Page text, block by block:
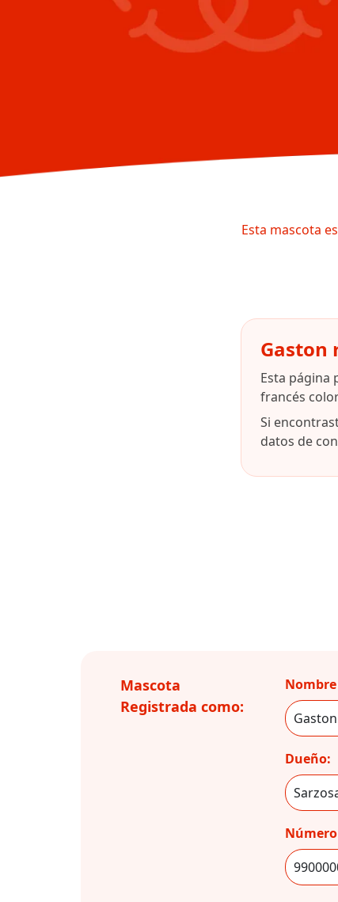
Esta mascota
Gaston
Esta página
francés
Si
datos de
Mascota
Registrada como:
Dueño: